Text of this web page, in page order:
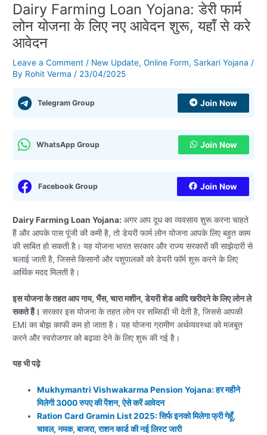
Dairy Farming Loan Yojana: डेरी फार्म
लोन योजना के लिए नए आवेदन शुरू, यहाँ से करे
आवेदन
Leave a Comment / New Update,Online Form, Sarkari Yojana /
By Rohit Verma / 23/04/2025
Telegram Group Join Now
WhatsApp Group Join Now
Facebook Group Join Now
Dairy Farming Loan Yojana:अगर आप दूध का व्यवसाय शुरू करना चाहते
हैं और आपके पास पूंजी की कमी है, तो डेयरी फार्म लोन योजना आपके लिए बहुत काम
की साबित हो सकती है। यह योजना भारत सरकार और राज्य सरकारों की साझेदारी से
चलाई जाती है, जिससे किसानों और पशुपालकों को डेयरी फॉर्म शुरू करने के लिए
आर्थिक मदद मिलती है।
इस योजना के तहत आप गाय, भैंस, चारा मशीन, डेयरी शेड आदि खरीदने के लिए लोन ले
सकते हैं। सरकार इस योजना के तहत लोन पर सब्सिडी भी देती है, जिससे आपकी
EMI का बोझ काफी कम हो जाता है। यह योजना ग्रामीण अर्थव्यवस्था को मजबूत
करने और स्वरोजगार को बढ़ावा देने के लिए शुरू की गई है।
यह भी पढ़े
Mukhymantri Vishwakarma Pension Yojana: हर महीने
मिलेगी 3000 रुपए की पेंशन, ऐसे करें आवेदन
Ration Card Gramin List 2025: सिर्फ इनको मिलेगा फ्री गेहूँ,
चावल, नमक, बाजरा, राशन कार्ड की नई लिस्ट जारी